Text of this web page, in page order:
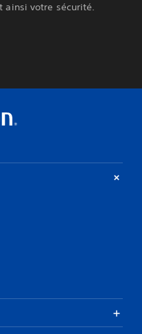
ainsi votre sécurité.